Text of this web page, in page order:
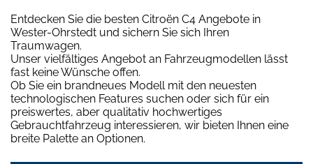
Entdecken Sie die besten Citroën C4 Angebote in
Wester-Ohrstedt und sichern Sie sich Ihren
Traumwagen.
Unser vielfältiges Angebot an Fahrzeugmodellen lässt
fast keine Wünsche offen.
Ob Sie ein brandneues Modell mit den neuesten
technologischen Features suchen oder sich für ein
preiswertes, aber qualitativ hochwertiges
Gebrauchtfahrzeug interessieren, wir bieten Ihnen eine
breite Palette an Optionen.